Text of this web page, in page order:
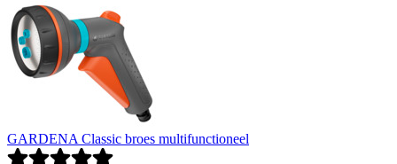
GARDENA Classic broes multifunctioneel